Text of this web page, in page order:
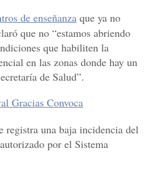
de enseñanza que ya no
que no “estamos abriendo
que habiliten la
en las zonas donde hay un
de Salud”.
Gracias Convoca
registra una baja incidencia del
por el Sistema